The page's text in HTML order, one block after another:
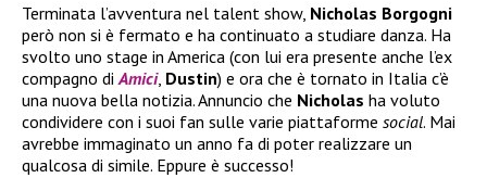
Terminata l’avventura nel talent show, Nicholas Borgogni
però non si è fermato e ha continuato a studiare danza. Ha
svolto uno stage in America (con lui era presente anche l’ex
compagno diAmici, Dustin) e ora che è tornato in Italia c’è
una nuova bella notizia. Annuncio che Nicholas ha voluto
condividere con i suoi fan sulle varie piattaforme social. Mai
avrebbe immaginato un anno fa di poter realizzare un
qualcosa di simile. Eppure è successo!